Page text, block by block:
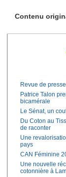
Contenu
Revue de
Patrice Talon
bicamérale
Le Sénat, un
Du Coton au
de raconter
Une
pays
CAN Féminine
Une nouvelle
cotonnière à